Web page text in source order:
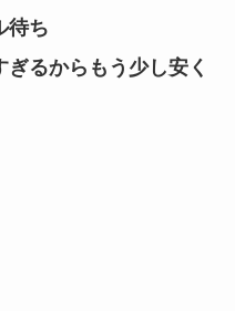
待ち
るからもう少し安く